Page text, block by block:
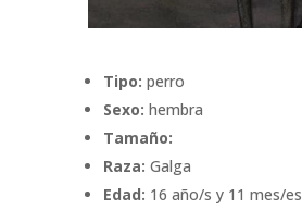
Tipo: perro
Sexo: hembra
Tamaño:
Raza: Galga
Edad: 16 año/s y 11 mes/es